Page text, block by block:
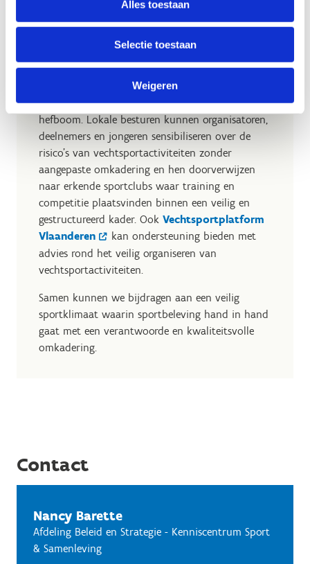
Alles toestaan
Selectie toestaan
Weigeren
Eerst inzetten op preventie
Een preventieve aanpak blijft de belangrijkste
hefboom. Lokale besturen kunnen organisatoren,
deelnemers en jongeren sensibiliseren over de
risico's van vechtsportactiviteiten zonder
aangepaste omkadering en hen doorverwijzen
naar erkende sportclubs waar training en
competitie plaatsvinden binnen een veilig en
gestructureerd kader. Ook Vechtsportplatform
Vlaanderen
kan ondersteuning bieden met
advies rond het veilig organiseren van
vechtsportactiviteiten.
Samen kunnen we bijdragen aan een veilig
sportklimaat waarin sportbeleving hand in hand
gaat met een verantwoorde en kwaliteitsvolle
omkadering.
Contact
Nancy Barette
Afdeling Beleid en Strategie - Kenniscentrum Sport
& Samenleving